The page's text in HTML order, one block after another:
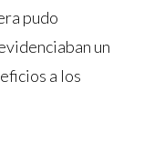
pudo
un
a los